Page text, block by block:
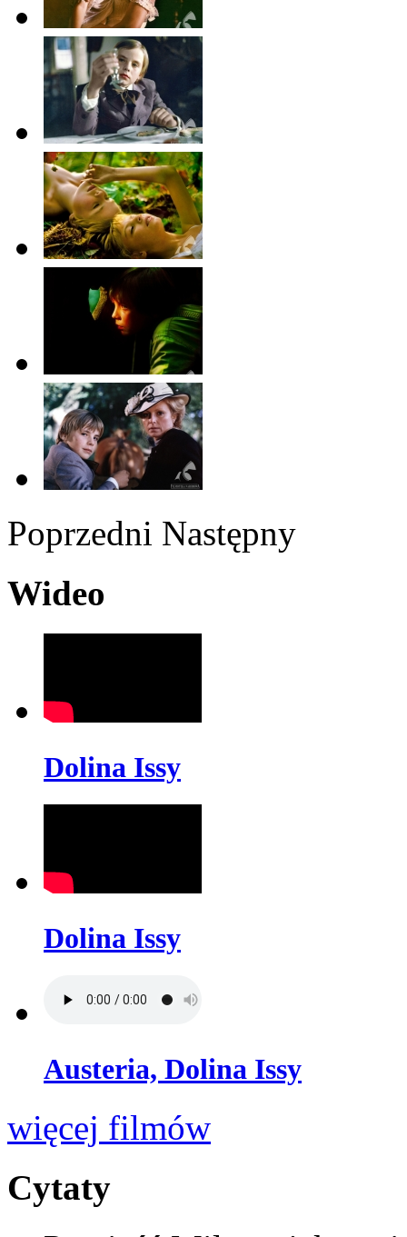
Poprzedni Następny
Wideo
Dolina Issy
Dolina Issy
Austeria, Dolina Issy
więcej filmów
Cytaty